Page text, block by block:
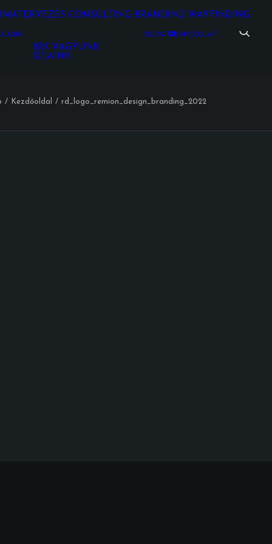
CONSULTING BRANDING WAYFINDING
KIK VAGYUNK
DÍJAINK
BLOG KAPCSOLAT
Kezdőoldal rd_logo_remion_design_branding_2022